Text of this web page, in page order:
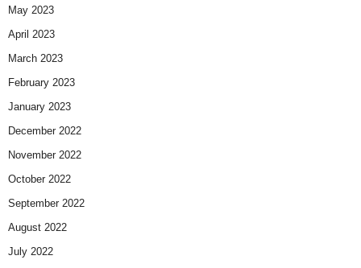
May 2023
April 2023
March 2023
February 2023
January 2023
December 2022
November 2022
October 2022
September 2022
August 2022
July 2022